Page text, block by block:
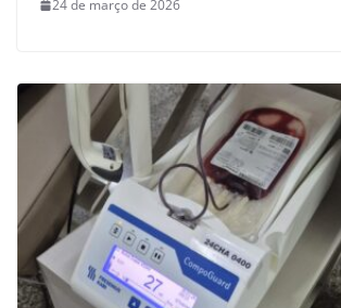
24 de março de 2026